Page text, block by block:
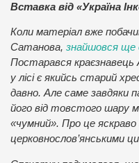
Вставка від «Україна
Коли матеріал вже
Сатанова, знайшовся ще
Постарався
у лісі є якийсь старий
давно. Але саме завдяки
його від товстого шару
«чумний». Про це
церковнослов’янськими